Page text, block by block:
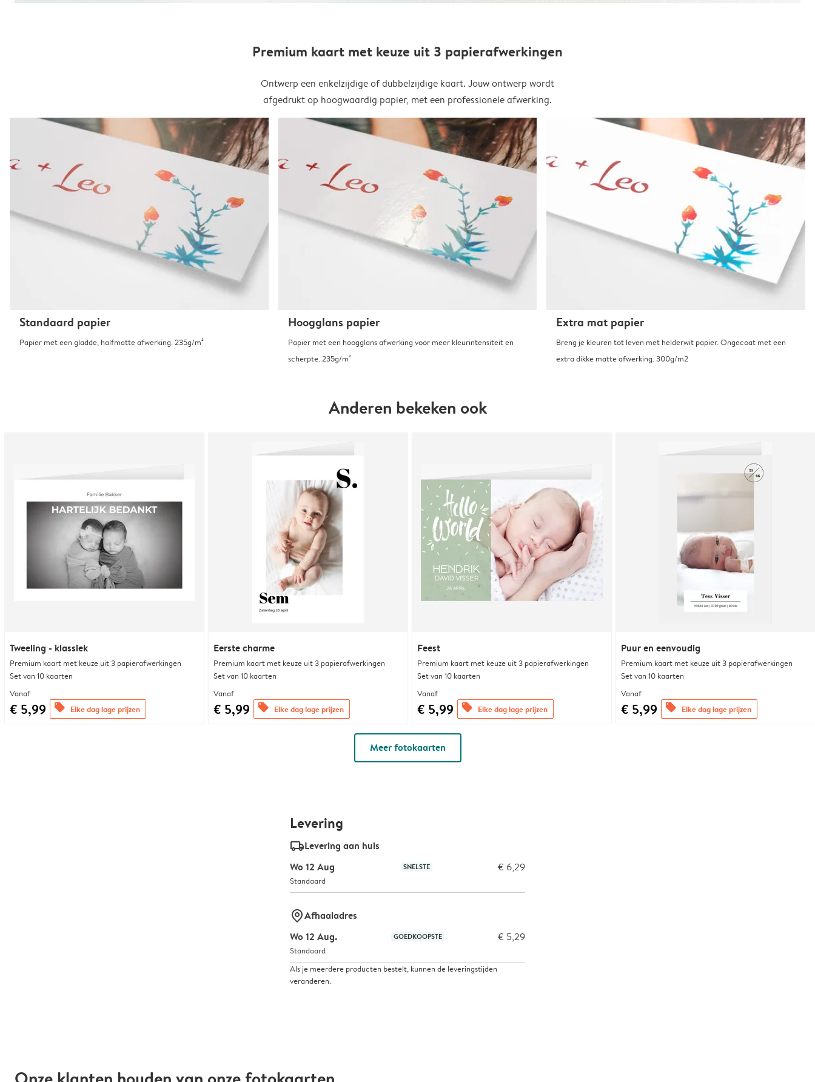
Premium kaart met keuze uit 3 papierafwerkingen
Ontwerp een enkelzijdige of dubbelzijdige kaart. Jouw ontwerp wordt
afgedrukt op hoogwaardig papier, met een professionele afwerking.
Standaard papier
Papier met een gladde, halfmatte afwerking. 235g/m²
Hoogglans papier
Papier met een hoogglans afwerking voor meer kleurintensiteit en
scherpte. 235g/m²
Extra mat papier
Breng je kleuren tot leven met helderwit papier. Ongecoat met een
extra dikke matte afwerking. 300g/m2
Anderen bekeken ook
Tweeling - klassiek
Premium kaart met keuze uit 3 papierafwerkingen
Set van 10 kaarten
Vanaf
€ 5,99 offers Elke dag lage prijzen
Eerste charme
Premium kaart met keuze uit 3 papierafwerkingen
Set van 10 kaarten
Vanaf
€ 5,99 offers Elke dag lage prijzen
Feest
Premium kaart met keuze uit 3 papierafwerkingen
Set van 10 kaarten
Vanaf
€ 5,99 offers Elke dag lage prijzen
Puur en eenvoudig
Premium kaart met keuze uit 3 papierafwerkingen
Set van 10 kaarten
Vanaf
€ 5,99 offers Elke dag lage prijzen
Meer fotokaarten
Levering
delivery_standard_v2Levering aan huis
Wo 12 Aug
SNELSTE € 6,29
Standaard
marker-pinAfhaaladres
Wo 12 Aug.
GOEDKOOPSTE € 5,29
Standaard
Als je meerdere producten bestelt, kunnen de leveringstijden
veranderen.